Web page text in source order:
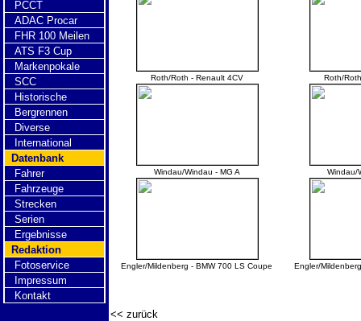
PCCT
ADAC Procar
FHR 100 Meilen
ATS F3 Cup
Markenpokale
SCC
Historische
Bergrennen
Diverse
International
Datenbank
Fahrer
Fahrzeuge
Strecken
Serien
Ergebnisse
Redaktion
Fotoservice
Impressum
Kontakt
Roth/Roth - Renault 4CV Roth/
Windau/Windau - MG A Windau/
Engler/Mildenberg - BMW 700 LS Coupe Engler/
<< zurück